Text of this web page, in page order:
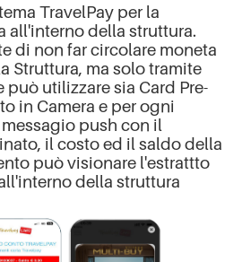
TravelPay per la
all'interno della struttura.
di non far circolare moneta
Struttura, ma solo tramite
utilizzare sia Card Pre-
in Camera e per ogni
push con il
il costo ed il saldo della
può visionare l'estrattto
della struttura